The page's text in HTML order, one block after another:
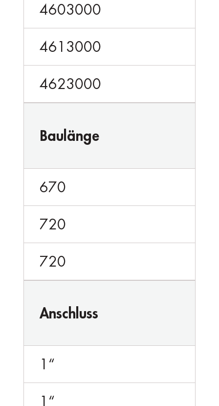
4603000
4613000
4623000
Baulänge
670
720
720
Anschluss
1“
1“